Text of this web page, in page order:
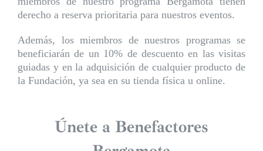
derecho a reserva prioritaria para nuestros eventos.
Además, los miembros de nuestros programas se
beneficiarán de un 10% de descuento en las visitas
guiadas y en la adquisición de cualquier producto de
la Fundación, ya sea en su tienda física u online.
Únete a Benefactores